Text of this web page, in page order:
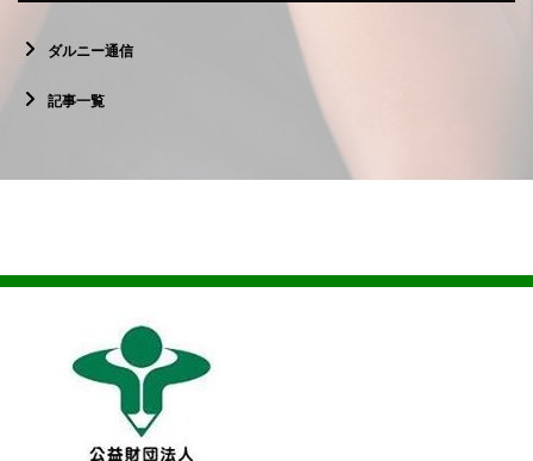
ダルニー通信
記事一覧